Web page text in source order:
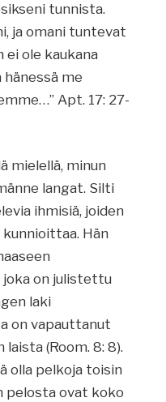
tunnista.
ja omani tuntevat
ei ole kaukana
me
Apt. 17: 27-
mielellä, minun
langat. Silti
ihmisiä, joiden
Hän
joka on julistettu
laki
on vapauttanut
(Room. 8: 8).
olla pelkoja toisin
pelosta ovat koko